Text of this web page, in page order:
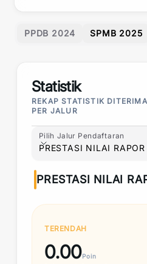
PPDB 2024 SPMB 2025
Statistik
REKAP STATISTIK DITERIMA
PER JALUR
Pilih Jalur Pendaftaran
Pilih Jalur Pendaftaran
PRESTASI NILAI RAPOR
PRESTASI NILAI
TERENDAH
0.00Poin